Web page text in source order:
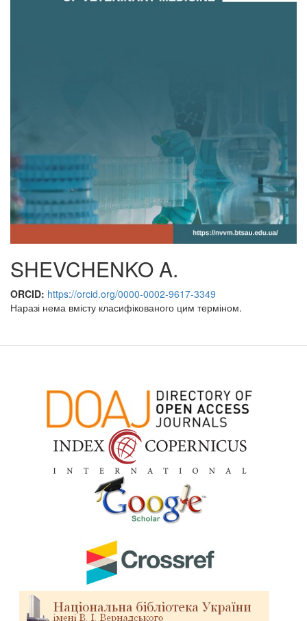
SHEVCHENKO A.
ORCID: https://orcid.org/0000-0002-9617-3349
Наразі нема вмісту класифікованого цим терміном.